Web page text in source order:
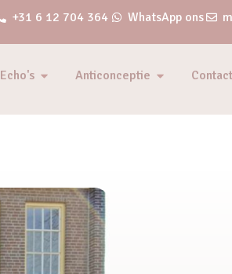
+31 6 12 704 364 WhatsApp ons
Echo's Anticonceptie Contact